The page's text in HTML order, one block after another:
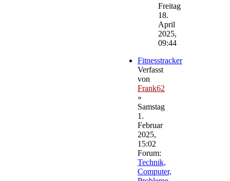
Beitrag
Freitag
18.
April
2025,
09:44
Fitnesstracker
Verfasst
von
Frank62
»
Samstag
1.
Februar
2025,
15:02
Forum:
Technik,
Computer,